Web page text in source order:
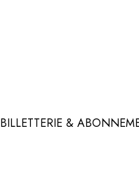
BILLETTERIE &